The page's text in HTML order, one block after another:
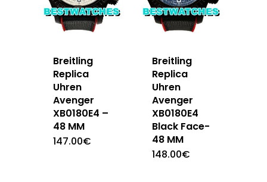
Breitling
Replica
Uhren
Avenger
XB0180E4 –
48 MM
147.00€
Breitling
Replica
Uhren
Avenger
XB0180E4
Black Face-
48 MM
148.00€